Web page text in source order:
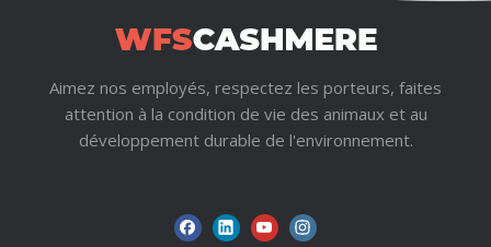
Aimez nos employés, respectez les porteurs, faites
attention à la condition de vie des animaux et au
développement durable de l'environnement.